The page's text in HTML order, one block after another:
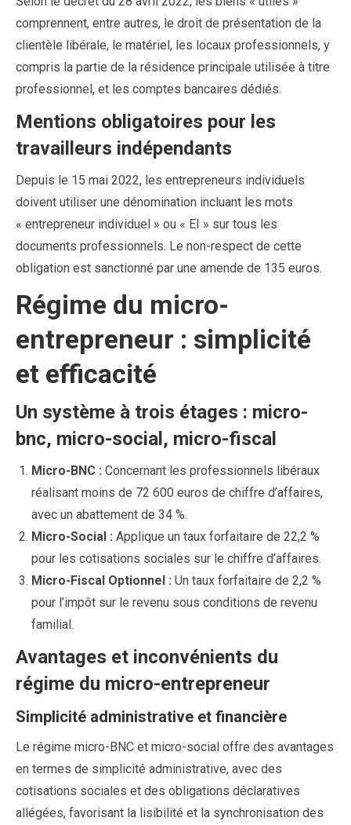
comprennent, entre autres, le droit de présentation de la
clientèle libérale, le matériel, les locaux professionnels, y
compris la partie de la résidence principale utilisée à titre
professionnel, et les comptes bancaires dédiés.
Mentions obligatoires pour les
travailleurs indépendants
Depuis le 15 mai 2022, les entrepreneurs individuels
doivent utiliser une dénomination incluant les mots
« entrepreneur individuel » ou « EI » sur tous les
documents professionnels. Le non-respect de cette
obligation est sanctionné par une amende de 135 euros.
Régime du micro-
entrepreneur : simplicité
et efficacité
Un système à trois étages : micro-
bnc, micro-social, micro-fiscal
Micro-BNC : Concernant les professionnels libéraux
réalisant moins de 72 600 euros de chiffre d’affaires,
avec un abattement de 34 %.
Micro-Social : Applique un taux forfaitaire de 22,2 %
pour les cotisations sociales sur le chiffre d’affaires.
Micro-Fiscal Optionnel : Un taux forfaitaire de 2,2 %
pour l’impôt sur le revenu sous conditions de revenu
familial.
Avantages et inconvénients du
régime du micro-entrepreneur
Simplicité administrative et financière
Le régime micro-BNC et micro-social offre des avantages
en termes de simplicité administrative, avec des
cotisations sociales et des obligations déclaratives
allégées, favorisant la lisibilité et la synchronisation des